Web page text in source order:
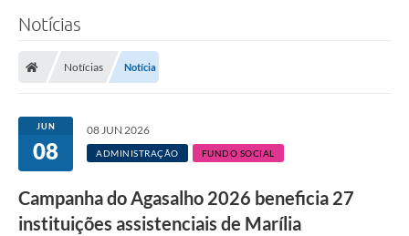
Notícias
Notícias Notícia
JUN
08
08 JUN 2026
ADMINISTRAÇÃO FUNDO SOCIAL
Campanha do Agasalho 2026 beneficia 27
instituições assistenciais de Marília